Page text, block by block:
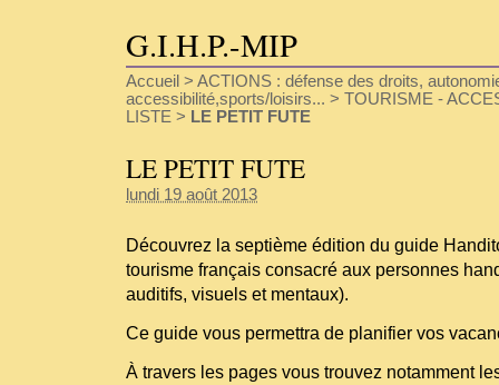
G.I.H.P.-MIP
Accueil > ACTIONS : défense des droits,
accessibilité,sports/loisirs... > TOURISME -
LISTE > LE PETIT FUTE
LE PETIT FUTE
lundi 19 août 2013
Découvrez la septième édition du guide
tourisme français consacré aux personnes
auditifs, visuels et mentaux).
Ce guide vous permettra de planifier vos
À travers les pages vous trouvez notamment